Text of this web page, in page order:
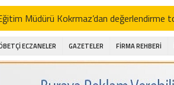
Müdürü Kokrmaz’dan değerlendirme
Alibeyoğlu, Aile Destek Merkezini
ıhlamur piyasalarda
ECZANELER GAZETELER FİRMA REHBERİ